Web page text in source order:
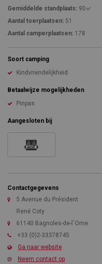
Gemiddelde standplaats: 90㎡
Aantal toerplaatsen: 51
Aantal camperplaatsen: 178
Soort camping
Kindvriendelijkheid
Betaalwijze mogelijkheden
Pinpas
Aangesloten bij
Contactgegevens
5 Avenue du Président
René Coty
61140 Bagnoles-de-l`Orne
+33 (0)2-33378745
Ga naar website
Neem contact op